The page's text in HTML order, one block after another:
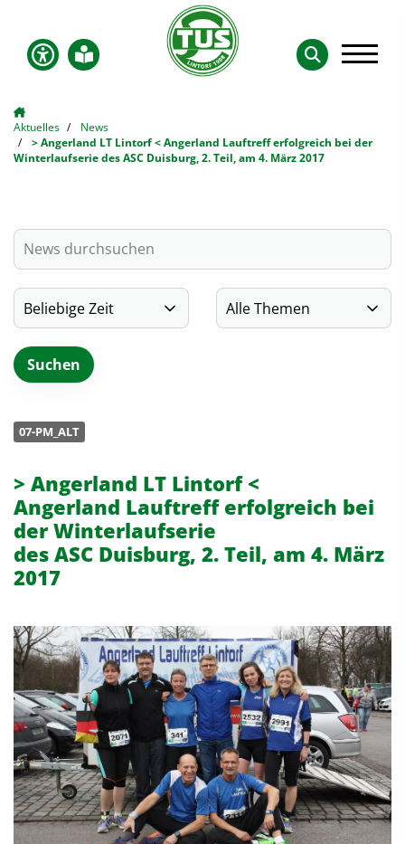
Aktuelles
News
> Angerland LT Lintorf < Angerland Lauftreff erfolgreich bei der
Winterlaufserie des ASC Duisburg, 2. Teil, am 4. März 2017
07-PM_ALT
> Angerland LT Lintorf <
Angerland Lauftreff erfolgreich bei
der Winterlaufserie
des ASC Duisburg, 2. Teil, am 4. März
2017